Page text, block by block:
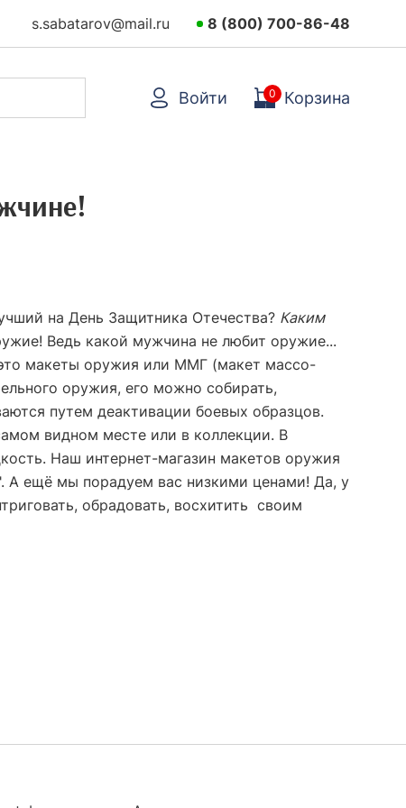
s.sabatarov@mail.ru 8 (800) 700-86-48
Войти Корзина
0
на День Защитника Отечества? Каким
Ведь какой мужчина не любит оружие...
макеты оружия или ММГ (макет массо-
оружия, его можно собирать,
путем деактивации боевых образцов.
видном месте или в коллекции. В
Наш интернет-магазин макетов оружия
А ещё мы порадуем вас низкими ценами! Да, у
обрадовать, восхитить своим